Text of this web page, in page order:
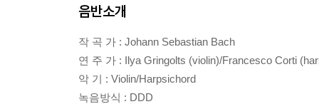
음반소개
작 곡 가 : Johann Sebastian Bach
연 주 가 : Ilya Gringolts (violin)/Francesco Corti
악 기 : Violin/Harpsichord
녹음방식 : DDD